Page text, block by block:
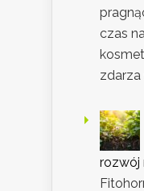
czas
zdarza
rozwój